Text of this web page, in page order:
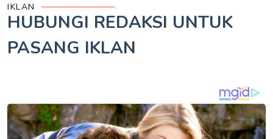
IKLAN
HUBUNGI REDAKSI UNTUK
PASANG IKLAN